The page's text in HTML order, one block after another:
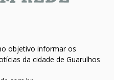
objetivo informar os
da cidade de Guarulhos